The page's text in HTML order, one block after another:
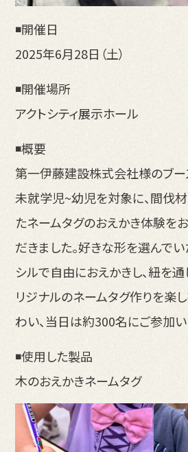
◾️開催日
2025年6月28日（土）
◾️開催場所
アクトシティ展示ホール
◾️概要
第一伊藤建設株式会社様のブー
未就学児~幼児を対象に、間伐
たネームタグのおえかき体験を
だきました。好きな形を選んで
シルで自由におえかきし、紐を
リジナルのネームタグ作りを楽
わい、当日は約300名にご参加い
◾️使用した製品
木のおえかきネームタグ